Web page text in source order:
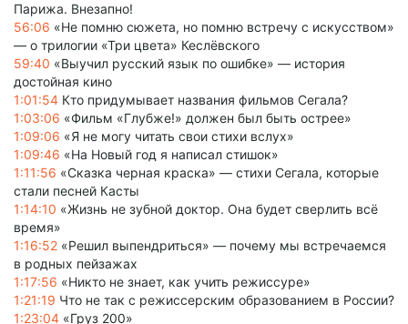
Парижа. Внезапно!
56:06 «Не помню сюжета, но помню встречу с искусством»
— о трилогии «Три цвета» Кеслёвского
59:40 «Выучил русский язык по ошибке» — история
достойная кино
1:01:54 Кто придумывает названия фильмов Сегала?
1:03:06 «Фильм «Глубже!» должен был быть острее»
1:09:06 «Я не могу читать свои стихи вслух»
1:09:46 «На Новый год я написал стишок»
1:11:56 «Сказка черная краска» — стихи Сегала, которые
стали песней Касты
1:14:10 «Жизнь не зубной доктор. Она будет сверлить всё
время»
1:16:52 «Решил выпендриться» — почему мы встречаемся
в родных пейзажах
1:17:56 «Никто не знает, как учить режиссуре»
1:21:19 Что не так с режиссерским образованием в России?
1:23:04 «Груз 200»